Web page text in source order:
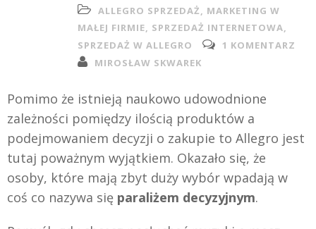
ALLEGRO SPRZEDAŻ, MARKETING W
MAŁEJ FIRMIE, SPRZEDAŻ INTERNETOWA,
SPRZEDAŻ W ALLEGRO
1 KOMENTARZ
MIROSŁAW SKWAREK
Pomimo że istnieją naukowo udowodnione
zależności pomiędzy ilością produktów a
podejmowaniem decyzji o zakupie to Allegro jest
tutaj poważnym wyjątkiem. Okazało się, że
osoby, które mają zbyt duży wybór wpadają w
coś co nazywa się paraliżem decyzyjnym.